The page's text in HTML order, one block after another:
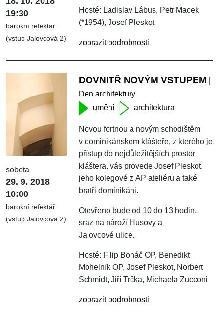
19:30
barokní refektář
(vstup Jalovcová 2)
Hosté: Ladislav Lábus, Petr Macek
(*1954), Josef Pleskot
zobrazit podrobnosti
sobota
29. 9. 2018
10:00
barokní refektář
(vstup Jalovcová 2)
DOVNITŘ NOVÝM VSTUPEM
Den architektury
umění
architektura
Novou fortnou a novým schodištěm
v dominikánském klášteře, z kterého je
přístup do nejdůležitějších prostor
kláštera, vás provede Josef Pleskot,
jeho kolegové z AP ateliéru a také
bratři dominikáni.
Otevřeno bude od 10 do 13 hodin,
sraz na nároží Husovy a
Jalovcové ulice.
Hosté: Filip Boháč OP, Benedikt
Mohelník OP, Josef Pleskot, Norbert
Schmidt, Jiří Trčka, Michaela Zucconi
zobrazit podrobnosti